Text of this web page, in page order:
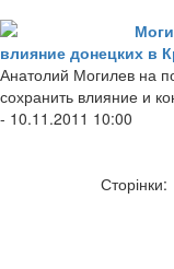
влияние донецких в
Анатолий Могилев на
сохранить влияние и
- 10.11.2011 10:00
Сторінки: